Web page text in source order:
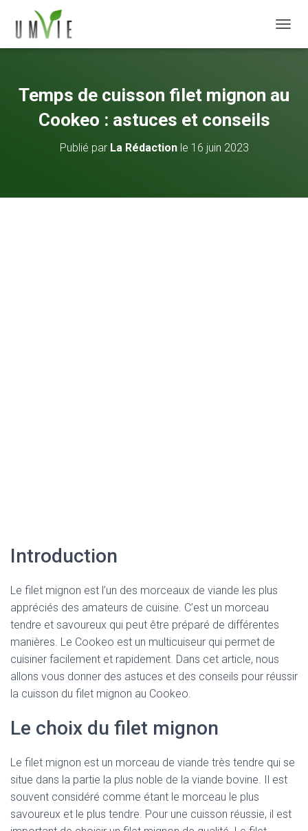
Temps de cuisson filet mignon au
Cookeo : astuces et conseils
Publié par La Rédactionle 16 juin 2023
Introduction
Le filet mignon est l’un des morceaux de viande les plus
appréciés des amateurs de cuisine. C’est un morceau
tendre et savoureux qui peut être préparé de différentes
manières. Le Cookeo est un multicuiseur qui permet de
cuisiner facilement et rapidement. Dans cet article, nous
allons vous donner des astuces et des conseils pour réussir
la cuisson du filet mignon au Cookeo.
Le choix du filet mignon
Le filet mignon est un morceau de viande très tendre qui se
situe dans la partie la plus noble de la viande bovine. Il est
souvent considéré comme étant le morceau le plus
savoureux et le plus tendre. Pour une cuisson réussie, il est